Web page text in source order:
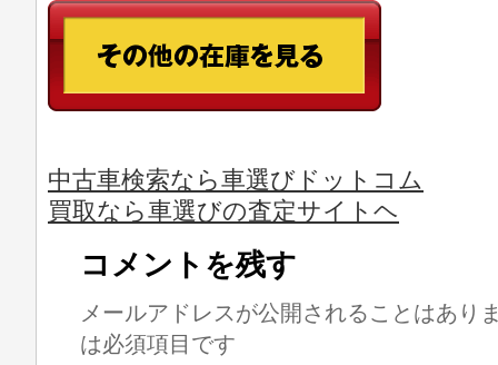
中古車検索なら車選びドットコム
買取なら車選びの査定サイトヘ
コメントを残す
メールアドレスが公開されることはあり
は必須項目です